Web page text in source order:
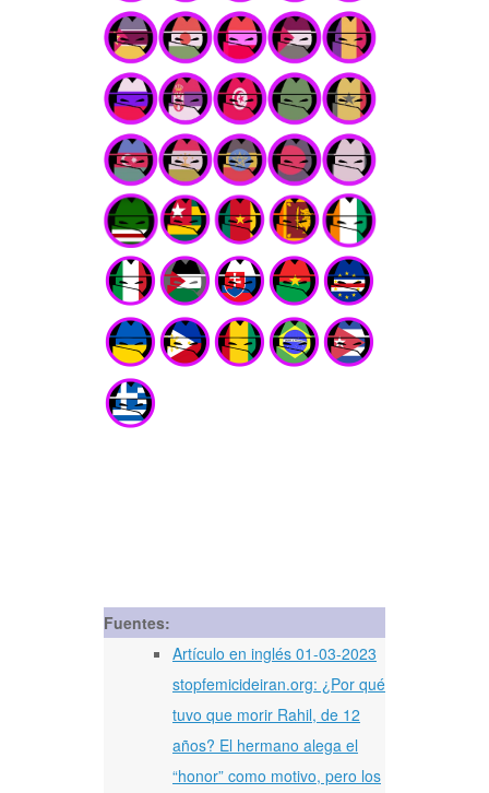
Fuentes:
Artículo en inglés 01-03-2023
stopfemicideiran.org: ¿Por qué
tuvo que morir Rahil, de 12
años? El hermano alega el
“honor” como motivo, pero los